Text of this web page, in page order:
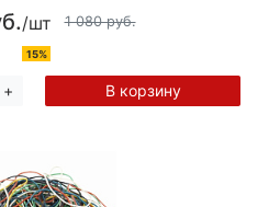
/шт 1 080 руб.
15%
+ В корзину